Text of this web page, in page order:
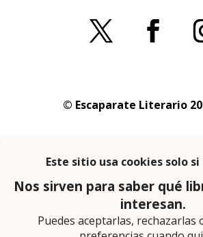
© Escaparate Literario
privacidad
En calidad de afiliado de